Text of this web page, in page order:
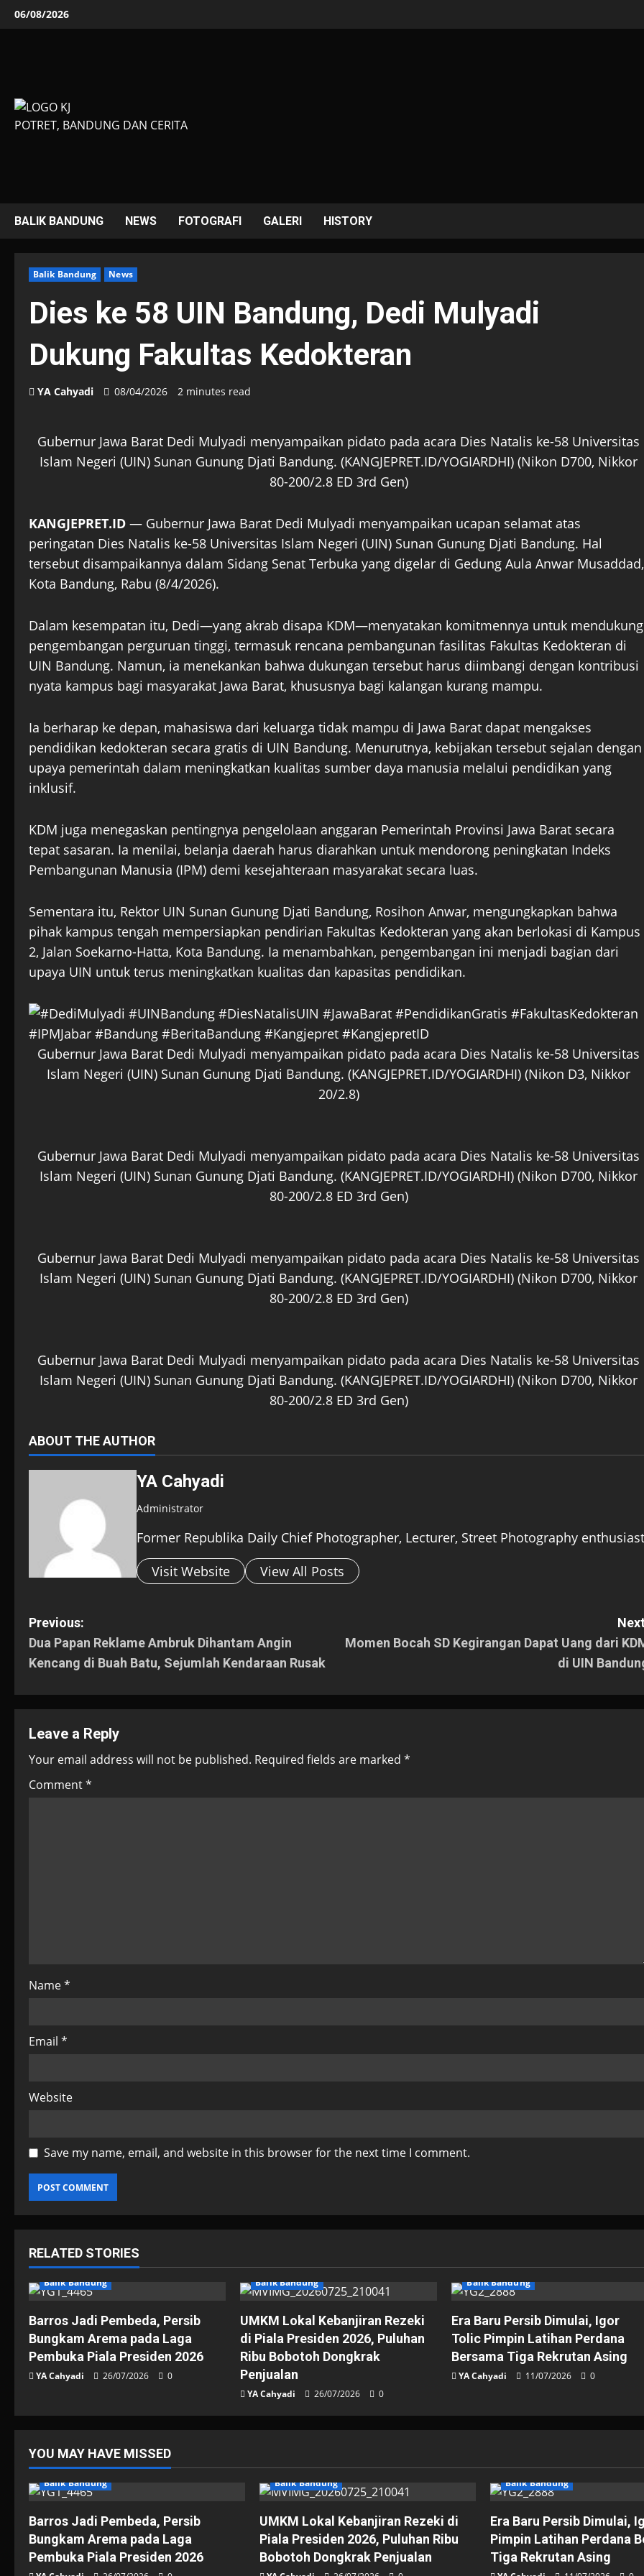
Skip06/08/2026
POTRET, BANDUNG DAN CERITA
BALIK BANDUNG NEWS FOTOGRAFI GALERI HISTORY
Balik Bandung News
Dies ke 58 UIN Bandung, Dedi Mulyadi
Dukung Fakultas Kedokteran
YA Cahyadi 08/04/2026 2 minutes read
Gubernur Jawa Barat Dedi Mulyadi menyampaikan pidato pada acara Dies Natalis ke-58 Universitas
Islam Negeri (UIN) Sunan Gunung Djati Bandung. (KANGJEPRET.ID/YOGIARDHI) (Nikon D700, Nikkor
80-200/2.8 ED 3rd Gen)
KANGJEPRET.ID — Gubernur Jawa Barat Dedi Mulyadi menyampaikan ucapan selamat atas
peringatan Dies Natalis ke-58 Universitas Islam Negeri (UIN) Sunan Gunung Djati Bandung. Hal
tersebut disampaikannya dalam Sidang Senat Terbuka yang digelar di Gedung Aula Anwar Musaddad,
Kota Bandung, Rabu (8/4/2026).
Dalam kesempatan itu, Dedi—yang akrab disapa KDM—menyatakan komitmennya untuk mendukung
pengembangan perguruan tinggi, termasuk rencana pembangunan fasilitas Fakultas Kedokteran di
UIN Bandung. Namun, ia menekankan bahwa dukungan tersebut harus diimbangi dengan kontribusi
nyata kampus bagi masyarakat Jawa Barat, khususnya bagi kalangan kurang mampu.
Ia berharap ke depan, mahasiswa dari keluarga tidak mampu di Jawa Barat dapat mengakses
pendidikan kedokteran secara gratis di UIN Bandung. Menurutnya, kebijakan tersebut sejalan dengan
upaya pemerintah dalam meningkatkan kualitas sumber daya manusia melalui pendidikan yang
inklusif.
KDM juga menegaskan pentingnya pengelolaan anggaran Pemerintah Provinsi Jawa Barat secara
tepat sasaran. Ia menilai, belanja daerah harus diarahkan untuk mendorong peningkatan Indeks
Pembangunan Manusia (IPM) demi kesejahteraan masyarakat secara luas.
Sementara itu, Rektor UIN Sunan Gunung Djati Bandung, Rosihon Anwar, mengungkapkan bahwa
pihak kampus tengah mempersiapkan pendirian Fakultas Kedokteran yang akan berlokasi di Kampus
2, Jalan Soekarno-Hatta, Kota Bandung. Ia menambahkan, pengembangan ini menjadi bagian dari
upaya UIN untuk terus meningkatkan kualitas dan kapasitas pendidikan.
Gubernur Jawa Barat Dedi Mulyadi menyampaikan pidato pada acara Dies Natalis ke-58 Universitas
Islam Negeri (UIN) Sunan Gunung Djati Bandung. (KANGJEPRET.ID/YOGIARDHI) (Nikon D3, Nikkor
20/2.8)
Gubernur Jawa Barat Dedi Mulyadi menyampaikan pidato pada acara Dies Natalis ke-58 Universitas
Islam Negeri (UIN) Sunan Gunung Djati Bandung. (KANGJEPRET.ID/YOGIARDHI) (Nikon D700, Nikkor
80-200/2.8 ED 3rd Gen)
Gubernur Jawa Barat Dedi Mulyadi menyampaikan pidato pada acara Dies Natalis ke-58 Universitas
Islam Negeri (UIN) Sunan Gunung Djati Bandung. (KANGJEPRET.ID/YOGIARDHI) (Nikon D700, Nikkor
80-200/2.8 ED 3rd Gen)
Gubernur Jawa Barat Dedi Mulyadi menyampaikan pidato pada acara Dies Natalis ke-58 Universitas
Islam Negeri (UIN) Sunan Gunung Djati Bandung. (KANGJEPRET.ID/YOGIARDHI) (Nikon D700, Nikkor
80-200/2.8 ED 3rd Gen)
ABOUT THE AUTHOR
YA Cahyadi
Administrator
Former Republika Daily Chief Photographer, Lecturer, Street Photography enthusiast
Visit Website
View All Posts
P
o
t
a
o
Previous:
Dua Papan Reklame Ambruk Dihantam Angin
Kencang di Buah Batu, Sejumlah Kendaraan Rusak
Momen Bocah SD Kegirangan Dapat Uang dari
di UIN
Leave a Reply
Your email address will not be published. Required fields are marked *
Comment*
Name*
Email *
Website
Save my name, email, and website in this browser for the next time I comment.
RELATED STORIES
Balik Bandung
Barros Jadi Pembeda, Persib
Bungkam Arema pada Laga
Pembuka Piala Presiden 2026
YA Cahyadi 26/07/2026 0
Balik Bandung
UMKM Lokal Kebanjiran Rezeki
di Piala Presiden 2026, Puluhan
Ribu Bobotoh Dongkrak
Penjualan
YA Cahyadi 26/07/2026 0
Balik Bandung
Era Baru Persib Dimulai, Igor
Tolic Pimpin Latihan Perdana
Bersama Tiga Rekrutan Asing
YA Cahyadi 11/07/2026 0
YOU MAY HAVE MISSED
Balik Bandung
Barros Jadi Pembeda, Persib
Bungkam Arema pada Laga
Pembuka Piala Presiden 2026
Balik Bandung
UMKM Lokal Kebanjiran Rezeki di
Piala Presiden 2026, Puluhan Ribu
Bobotoh Dongkrak Penjualan
Balik Bandung
Era Baru Persib Dimulai,
Pimpin Latihan Perdana
Tiga Rekrutan Asing